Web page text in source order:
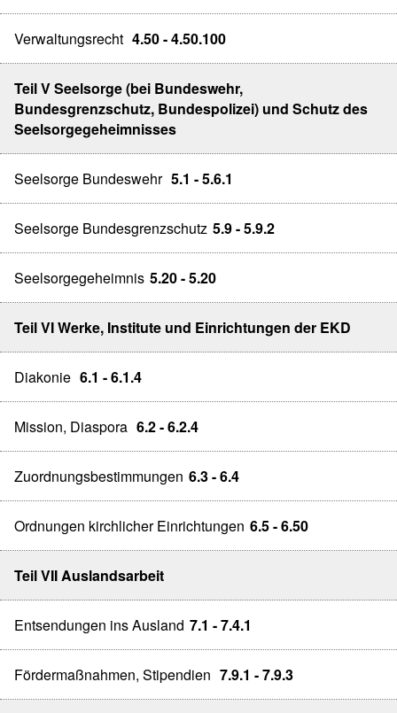
Verwaltungsrecht 4.50 - 4.50.100
Teil V Seelsorge (bei Bundeswehr,
Bundesgrenzschutz, Bundespolizei) und Schutz des
Seelsorgegeheimnisses
Seelsorge Bundeswehr 5.1 - 5.6.1
Seelsorge Bundesgrenzschutz 5.9 - 5.9.2
Seelsorgegeheimnis 5.20 - 5.20
Teil VI Werke, Institute und Einrichtungen der EKD
Diakonie 6.1 - 6.1.4
Mission, Diaspora 6.2 - 6.2.4
Zuordnungsbestimmungen 6.3 - 6.4
Ordnungen kirchlicher Einrichtungen 6.5 - 6.50
Teil VII Auslandsarbeit
Entsendungen ins Ausland 7.1 - 7.4.1
Fördermaßnahmen, Stipendien 7.9.1 - 7.9.3